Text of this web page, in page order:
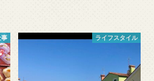
事 ライフスタイル